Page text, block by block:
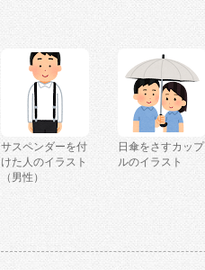
サスペンダーを付
けた人のイラスト
（男性）
日傘をさすカップ
ルのイラスト